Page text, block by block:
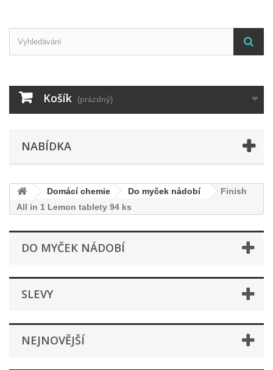
Košík (prázdný)
NABÍDKA
Domácí chemie Do myček nádobí
Finish
All in 1 Lemon tablety 94 ks
DO MYČEK NÁDOBÍ
SLEVY
NEJNOVĚJŠÍ